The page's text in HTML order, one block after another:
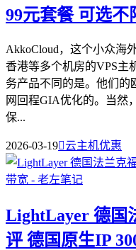
99元套餐 可选不
AkkoCloud，这个小众海
香港等多个机房的VPS主
务产品不同的是。他们的
网回程GIA优化的。当然
保...
2026-03-19云主机优惠
LightLayer 德国
评 德国原生IP